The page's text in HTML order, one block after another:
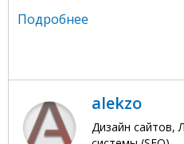
Подробнее
alekzo
Дизайн сайтов,